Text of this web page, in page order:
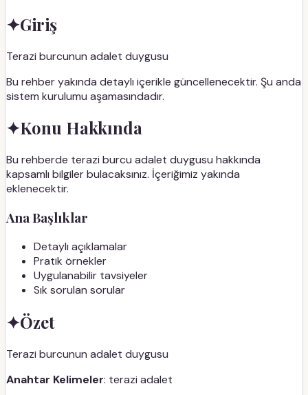
✦Giriş
Terazi burcunun adalet duygusu
Bu rehber yakında detaylı içerikle güncellenecektir. Şu anda
sistem kurulumu aşamasındadır.
✦Konu Hakkında
Bu rehberde terazi burcu adalet duygusu hakkında
kapsamlı bilgiler bulacaksınız. İçeriğimiz yakında
eklenecektir.
Ana Başlıklar
Detaylı açıklamalar
Pratik örnekler
Uygulanabilir tavsiyeler
Sık sorulan sorular
✦Özet
Terazi burcunun adalet duygusu
Anahtar Kelimeler: terazi adalet